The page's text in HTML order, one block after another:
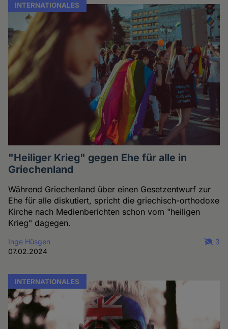
INTERNATIONALES
"Heiliger Krieg" gegen Ehe für alle in
Griechenland
Während Griechenland über einen Gesetzentwurf zur
Ehe für alle diskutiert, spricht die griechisch-orthodoxe
Kirche nach Medienberichten schon vom "heiligen
Krieg" dagegen.
Inge Hüsgen
07.02.2024
3
INTERNATIONALES